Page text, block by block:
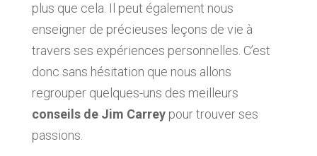
plus que cela. Il peut également nous
enseigner de précieuses leçons de vie à
travers ses expériences personnelles. C’est
donc sans hésitation que nous allons
regrouper quelques-uns des meilleurs
conseils de Jim Carreypour trouver ses
passions.